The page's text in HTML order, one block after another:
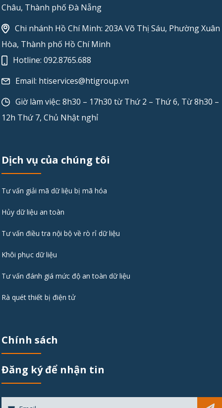
Châu, Thành phố Đà Nẵng
Chi nhánh Hồ Chí Minh: 203A Võ Thị Sáu, Phường Xuân
Hòa, Thành phố Hồ Chí Minh
Hotline:092.8765.688
Email: htiservices@htigroup.vn
Giờ làm việc: 8h30 – 17h30 từ Thứ 2 – Thứ 6, Từ 8h30 –
12h Thứ 7, Chủ Nhật nghỉ
Dịch vụ của chúng tôi
Tư vấn giải mã dữ liệu bị mã hóa
Hủy dữ liệu an toàn
Tư vấn điều tra nội bộ về rò rỉ dữ liệu
Khôi phục dữ liệu
Tư vấn đánh giá mức độ an toàn dữ liệu
Rà quét thiết bị điện tử
Chính sách
Đăng ký để nhận tin